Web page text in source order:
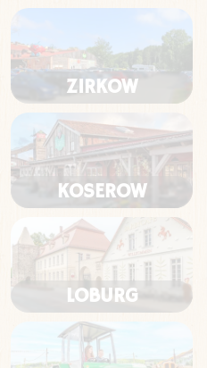
ZIRKOW
KOSEROW
LOBURG